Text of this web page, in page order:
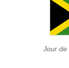
Jour de